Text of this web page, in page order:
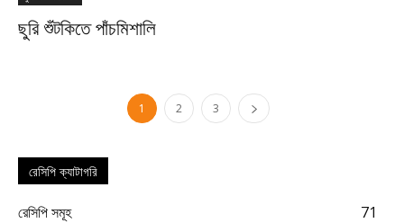
ছুরি শুঁটকিতে পাঁচমিশালি
1 2 3
রেসিপি ক্যাটাগরি
রেসিপি সমূহ
71